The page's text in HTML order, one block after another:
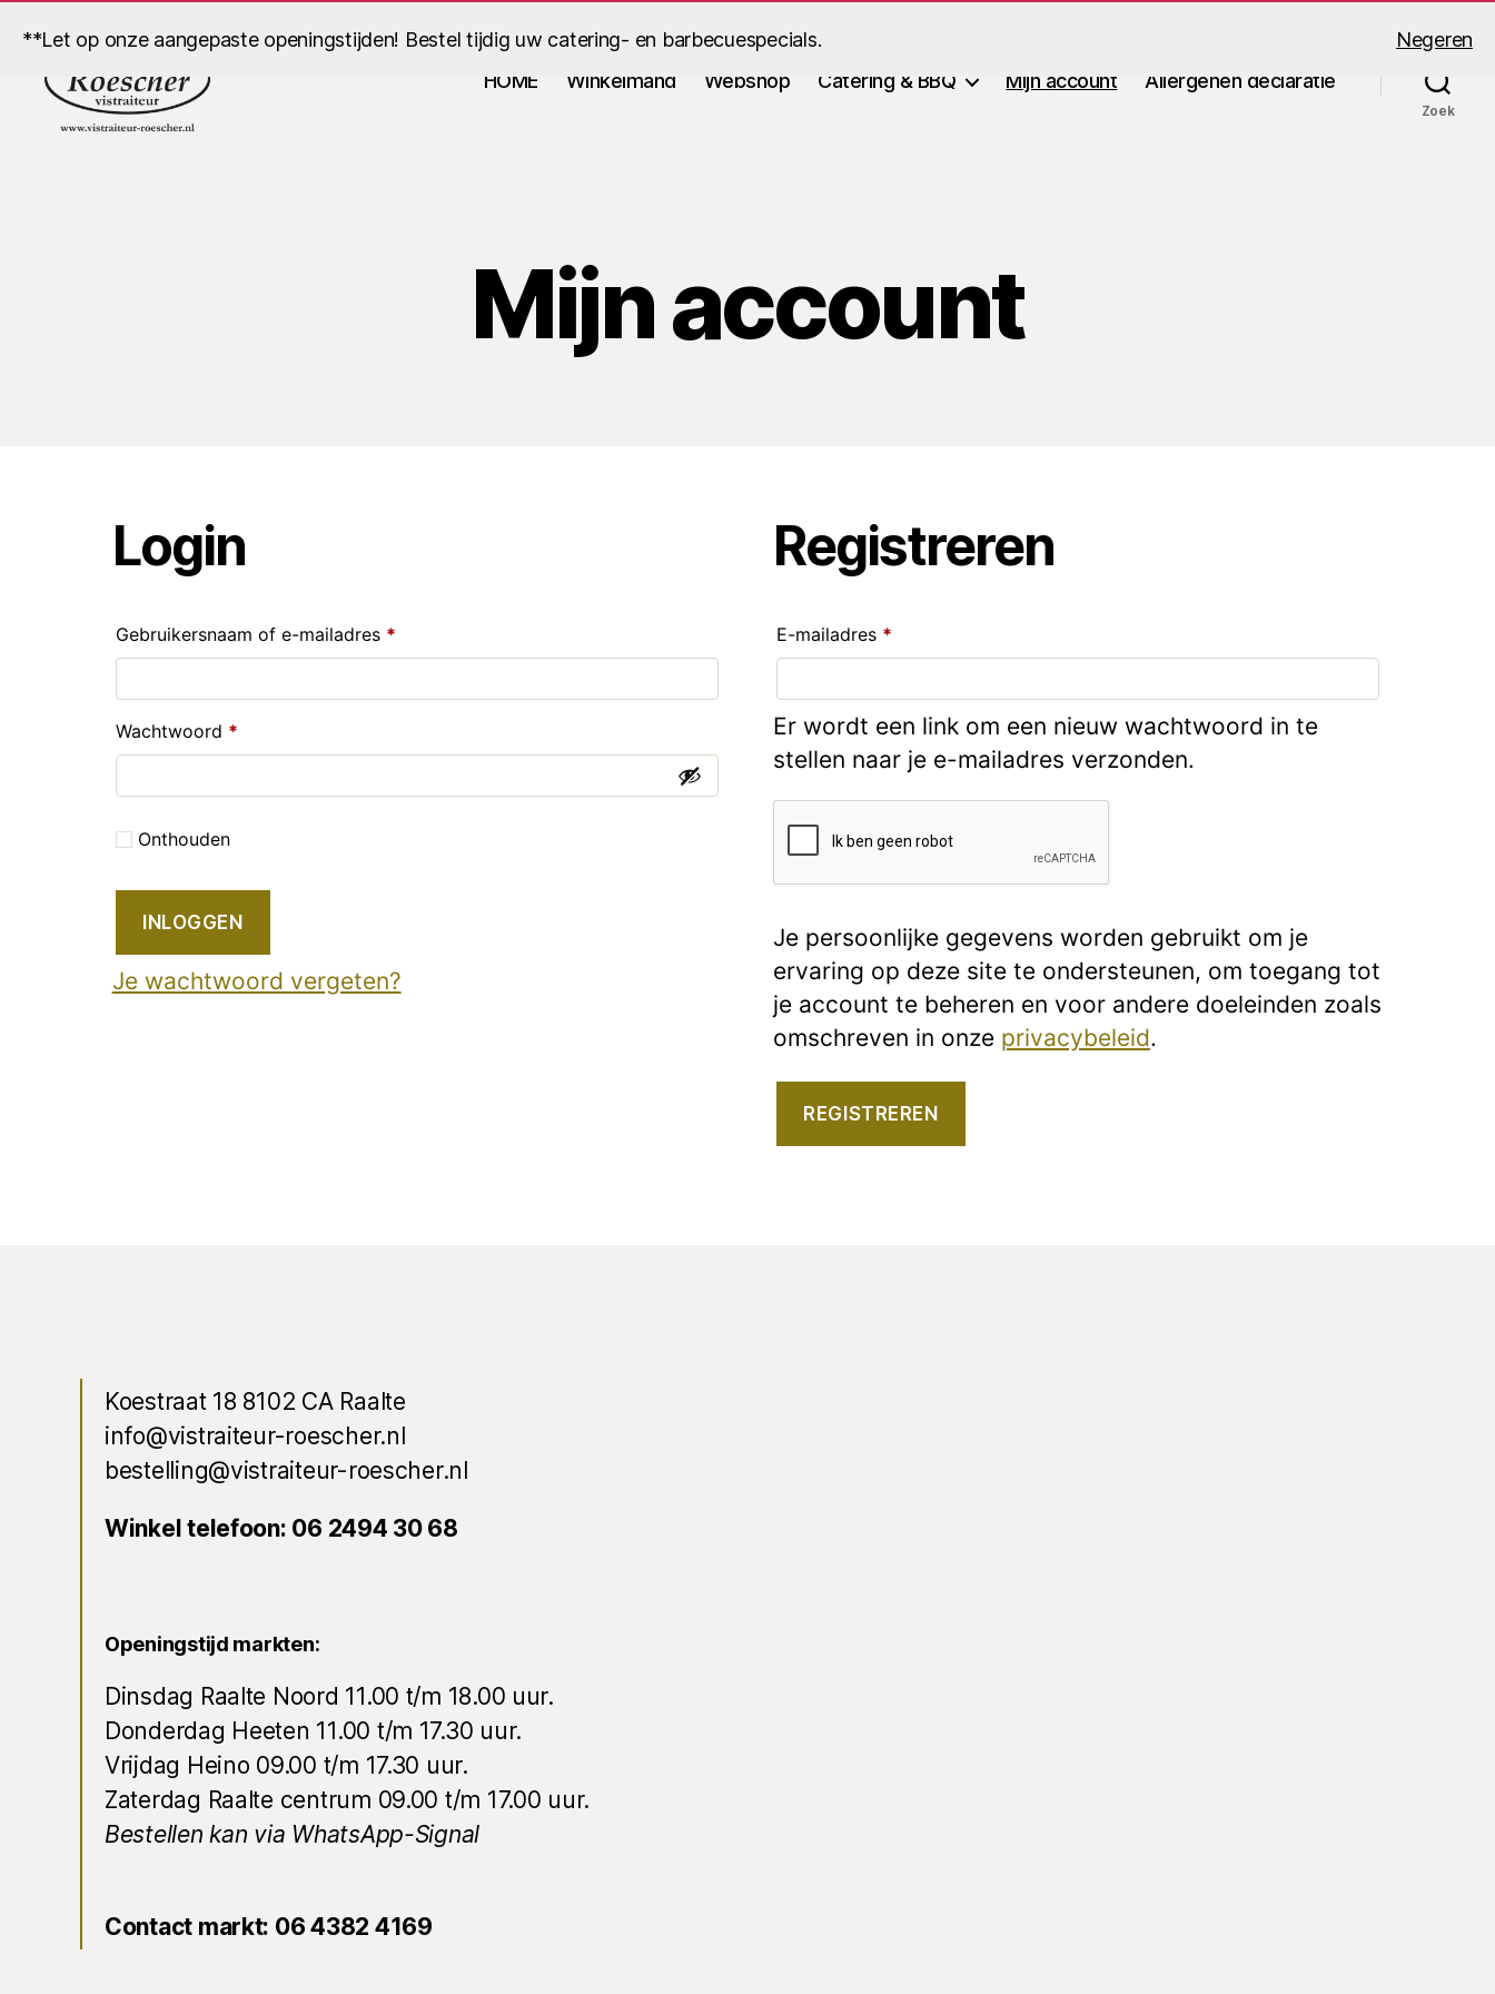
**Let op onze aangepaste openingstijden! Bestel tijdig uw catering- en barbecuespecials.
Negeren
HOME
Winkelmand Webshop Catering & BBQ Mijn account Allergenen declaratie
Zoek
Mijn account
Login
Gebruikersnaam of e-mailadres *
Wachtwoord *
Onthouden
INLOGGEN
Je wachtwoord vergeten?
Registreren
E-mailadres *
Er wordt een link om een nieuw wachtwoord in te
stellen naar je e-mailadres verzonden.
Je persoonlijke gegevens worden gebruikt om je
ervaring op deze site te ondersteunen, om toegang tot
je account te beheren en voor andere doeleinden zoals
omschreven in onze privacybeleid.
REGISTREREN
Koestraat 18 8102 CA Raalte
info@vistraiteur-roescher.nl
bestelling@vistraiteur-roescher.nl
Winkel telefoon: 06 2494 30 68
Openingstijd markten:
Dinsdag Raalte Noord 11.00 t/m 18.00 uur.
Donderdag Heeten 11.00 t/m 17.30 uur.
Vrijdag Heino 09.00 t/m 17.30 uur.
Zaterdag Raalte centrum 09.00 t/m 17.00 uur.
Bestellen kan via WhatsApp-Signal
Contact markt: 06 4382 4169